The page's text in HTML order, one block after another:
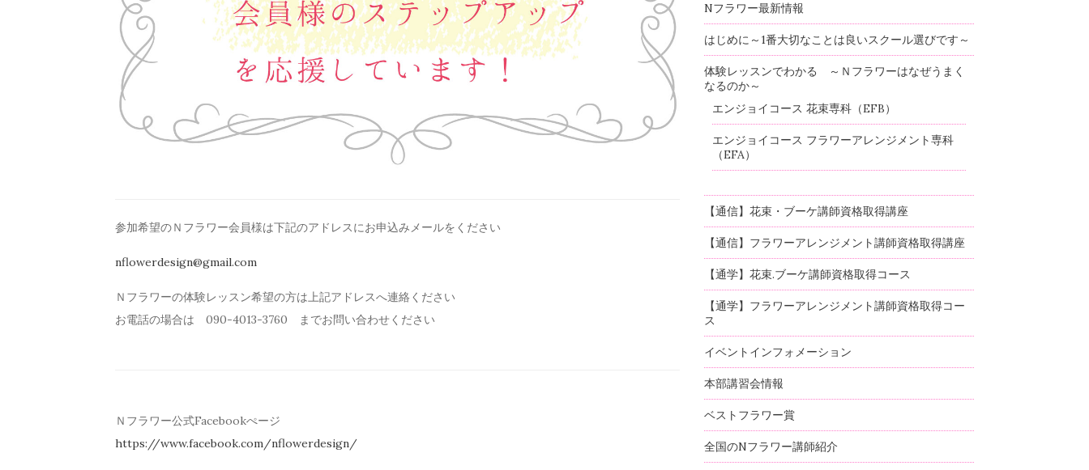
参加希望のＮフラワー会員様は下記のアドレスにお申込みメールを ください
nflowerdesign@gmail.com
Ｎフラワーの体験レッスン希望の方は上記アドレスへ連絡ください
お電話の場合は 090-4013-3760 までお問い合わせください
Ｎフラワー公式Facebookぺージ
https://www.facebook.com/nflowerdesign/
Nフラワー最新情報
はじめに～1番大切なことは良いスクール選びです～
体験レッスンでわかる ～Ｎフラワーはなぜうまく
なるのか～
エンジョイコース 花束専科（EFB）
エンジョイコース フラワーアレンジメント専科
（EFA）
【通信】花束・ブーケ講師資格取得講座
【通信】フラワーアレンジメント講師資格取得講座
【通学】花束.ブーケ講師資格取得コース
【通学】フラワーアレンジメント講師資格取得コー
ス
イベントインフォメーション
本部講習会情報
ベストフラワー賞
全国のNフラワー講師紹介